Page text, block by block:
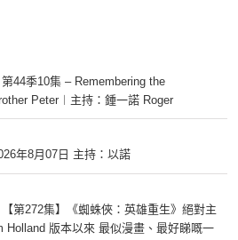
第44季10集 – Remembering the
Peter︱主持：鍾一諾 Roger
年8月07日 主持：以諾
【第272集】《蜘蛛俠：英雄重生》絕對主
Holland 版本以來 最似漫畫、最好睇嘅一